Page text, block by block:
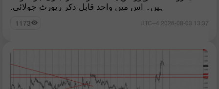
ہیں۔ اس میں واحد قابلِ ذکر رپورٹ جولائی.
13:37 2026-08-03 UTC--4
1173